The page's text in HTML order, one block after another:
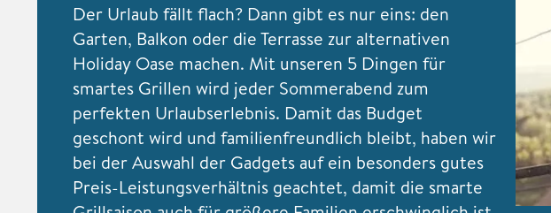
Der Urlaub fällt flach? Dann gibt es nur eins: den
Garten, Balkon oder die Terrasse zur alternativen
Holiday Oase machen. Mit unseren 5 Dingen für
smartes Grillen wird jeder Sommerabend zum
perfekten Urlaubserlebnis. Damit das Budget
geschont wird und familienfreundlich bleibt, haben wir
bei der Auswahl der Gadgets auf ein besonders gutes
Preis-Leistungsverhältnis geachtet, damit die smarte